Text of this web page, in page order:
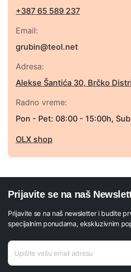
+387 65 589 237
Email:
grubin@teol.net
Adresa:
Alekse Šantića 30, Brčko
Radno vreme:
Pon - Pet: 08:00 - 15:00h,
OLX shop
Prijavite se na naš
Prijavite se na naš newsletter i budite
specijalnim ponudama, ekskluzivnim
E-mail
adresa